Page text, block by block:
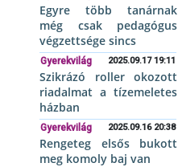
Egyre több tanárnak
még csak pedagógus
végzettsége sincs
Gyerekvilág 2025.09.17 19:11
Szikrázó roller okozott
riadalmat a tízemeletes
házban
Gyerekvilág 2025.09.16 20:38
Rengeteg elsős bukott
meg komoly baj van